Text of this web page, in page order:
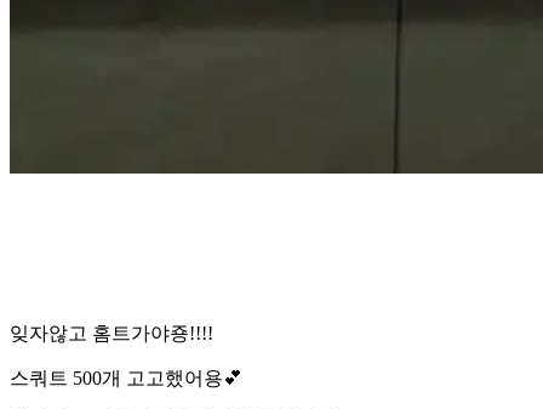
잊자않고 홈트가야죵!!!!
스쿼트 500개 고고했어용💕